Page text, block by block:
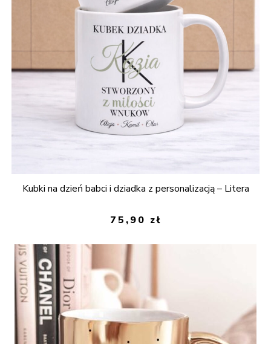
Kubki na dzień babci i dziadka z personalizacją – Litera
75,90 zł